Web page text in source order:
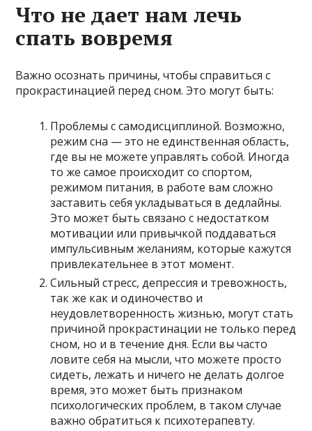
Что не дает нам лечь
спать вовремя
Важно осознать причины, чтобы справиться с
прокрастинацией перед сном. Это могут быть:
Проблемы с самодисциплиной. Возможно,
режим сна — это не единственная область,
где вы не можете управлять собой. Иногда
то же самое происходит со спортом,
режимом питания, в работе вам сложно
заставить себя укладываться в дедлайны.
Это может быть связано с недостатком
мотивации или привычкой поддаваться
импульсивным желаниям, которые кажутся
привлекательнее в этот момент.
Сильный стресс, депрессия и тревожность,
так же как и одиночество и
неудовлетворенность жизнью, могут стать
причиной прокрастинации не только перед
сном, но и в течение дня. Если вы часто
ловите себя на мысли, что можете просто
сидеть, лежать и ничего не делать долгое
время, это может быть признаком
психологических проблем, в таком случае
важно обратиться к психотерапевту.